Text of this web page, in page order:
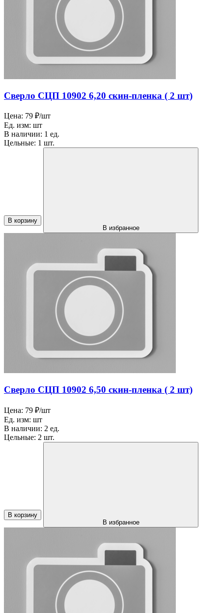
Сверло СЦП 10902 6,20 скин-пленка ( 2 шт)
Цена: 79 ₽/шт
Ед. изм: шт
В наличии: 1 ед.
Цельные: 1 шт.
В корзину
В избранное
Сверло СЦП 10902 6,50 скин-пленка ( 2 шт)
Цена: 79 ₽/шт
Ед. изм: шт
В наличии: 2 ед.
Цельные: 2 шт.
В корзину
В избранное